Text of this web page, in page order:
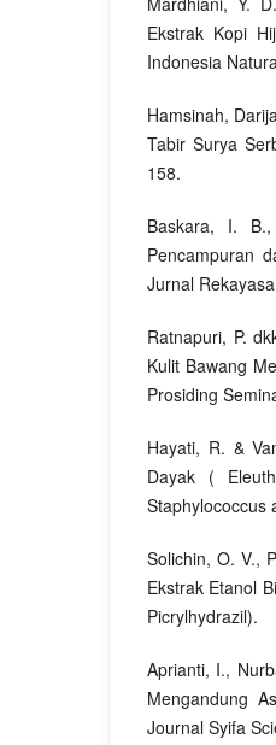
Ekstrak Kopi
Indonesia
Hamsinah,
Tabir Surya
158.
Baskara, I.
Pencampuran
Jurnal
Ratnapuri, P.
Kulit Bawang
Prosiding
Hayati, R. &
Dayak (
Staphylococcus
Solichin, O. V.,
Ekstrak Etanol
Picrylhydrazil).
Aprianti, I.,
Mengandung
Journal Syifa